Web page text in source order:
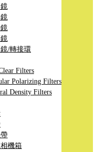
/轉接環
Filters
Polarizing Filters
Density Filters
機箱